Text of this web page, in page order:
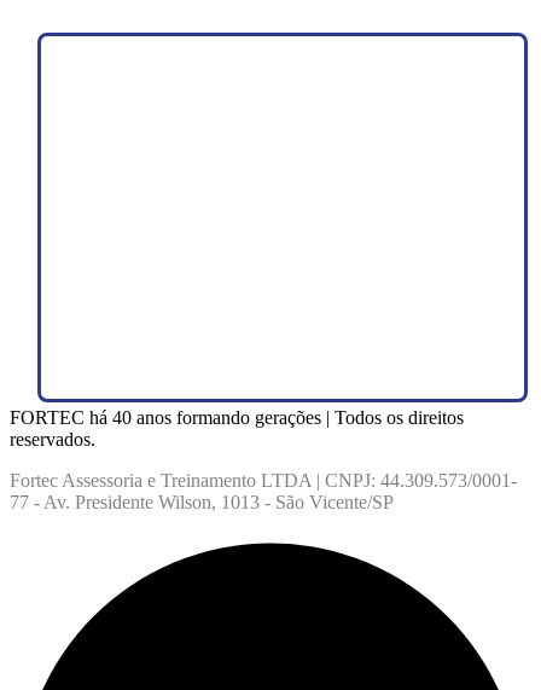
FORTEC há 40 anos formando gerações | Todos os direitos
reservados.
Fortec Assessoria e Treinamento LTDA | CNPJ: 44.309.573/0001-
77 - Av. Presidente Wilson, 1013 - São Vicente/SP